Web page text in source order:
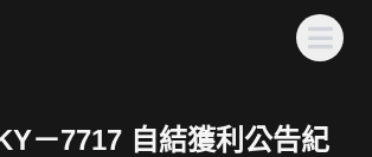
－7717 自結獲利公告紀